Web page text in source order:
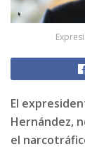
El
Hernández,
el